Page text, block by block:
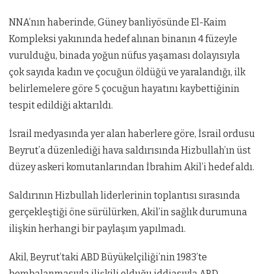
NNA’nın haberinde, Güney banliyösünde El-Kaim
Kompleksi yakınında hedef alınan binanın 4 füzeyle
vurulduğu, binada yoğun nüfus yaşaması dolayısıyla
çok sayıda kadın ve çocuğun öldüğü ve yaralandığı, ilk
belirlemelere göre 5 çocuğun hayatını kaybettiğinin
tespit edildiği aktarıldı.
İsrail medyasında yer alan haberlere göre, İsrail ordusu
Beyrut’a düzenlediği hava saldırısında Hizbullah’ın üst
düzey askeri komutanlarından İbrahim Akil’i hedef aldı.
Saldırının Hizbullah liderlerinin toplantısı sırasında
gerçekleştiği öne sürülürken, Akil’in sağlık durumuna
ilişkin herhangi bir paylaşım yapılmadı.
Akil, Beyrut’taki ABD Büyükelçiliği’nin 1983’te